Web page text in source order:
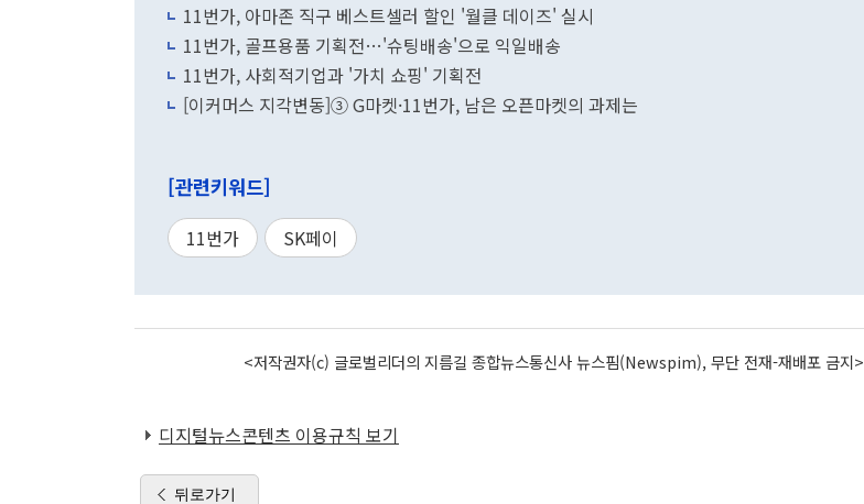
11번가, 아마존 직구 베스트셀러 할인 '월클 데이즈' 실시
11번가, 골프용품 기획전…'슈팅배송'으로 익일배송
11번가, 사회적기업과 '가치 쇼핑' 기획전
[이커머스 지각변동]③ G마켓·11번가, 남은 오픈마켓의 과제는
[관련키워드]
11번가 SK페이
<저작권자(c) 글로벌리더의 지름길 종합뉴스통신사 뉴스핌(Newspim), 무단 전재-재배포 금지>
디지털뉴스콘텐츠 이용규칙 보기
뒤로가기